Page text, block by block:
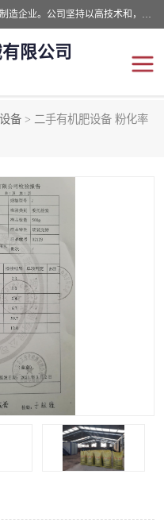
诸城汇泽机械有限公司是一家高新技术设备制造企业。公司坚持以高技术和，高服务于用户，以的环保机械制造设备赢的用户的信赖。现在主要生产死亡畜禽无害化处理和立式和卧式有机肥设备，搅拌机，烘干机，高温发酵机等。污水处理设备，固液分离机。气浮机，化制机等。公司秉承品质，用户至上，科技创新的经营理。
限公司
备 > 二手有机肥设备 粉化率
有机肥设备
粪污烘干酶体机
纳米膜发酵
分子膜堆肥仓